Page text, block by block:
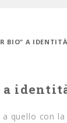
BIO” A
a
quello con